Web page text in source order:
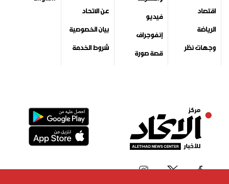
اقتصاد
الرياضة
وجهات نظر
فيديو
إنفوجراف
قصة صورة
عن الاتحاد
بيان الخصوصية
شروط الخدمة